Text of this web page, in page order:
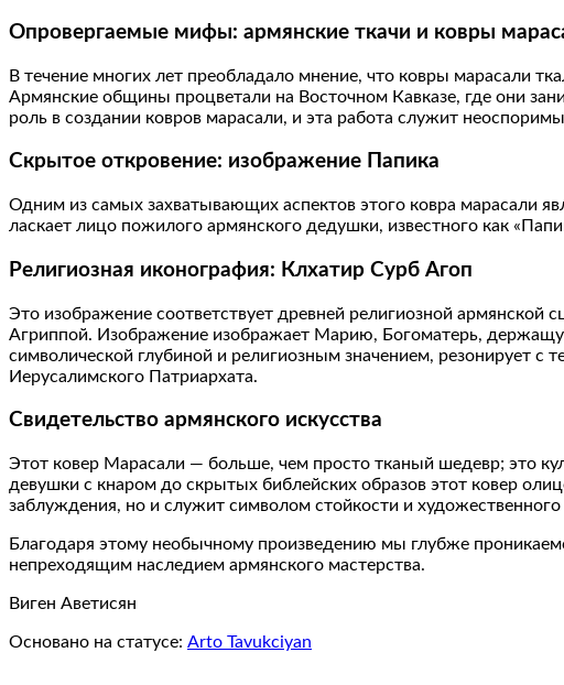
Опровергаемые мифы: армянские ткачи и ковры
В течение многих лет преобладало мнение, что ковры марасали
Армянские общины процветали на Восточном Кавказе, где они
роль в создании ковров марасали, и эта работа служит
Скрытое откровение: изображение Папика
Одним из самых захватывающих аспектов этого ковра марасали
ласкает лицо пожилого армянского дедушки, известного как
Религиозная иконография: Клхатир Сурб Агоп
Это изображение соответствует древней религиозной
Агриппой. Изображение изображает Марию, Богоматерь,
символической глубиной и религиозным значением, резонирует
Иерусалимского Патриархата.
Свидетельство армянского искусства
Этот ковер Марасали — больше, чем просто тканый шедевр; это
девушки с кнаром до скрытых библейских образов этот ковер
заблуждения, но и служит символом стойкости и художественного
Благодаря этому необычному произведению мы глубже
непреходящим наследием армянского мастерства.
Виген Аветисян
Основано на статусе: Arto Tavukciyan